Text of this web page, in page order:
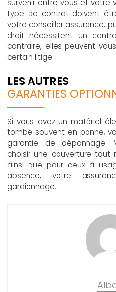
survenir entre vous et votre
type de contrat doivent
votre conseiller assurance,
droit nécessitent un
contraire, elles peuvent
certain litige.
LES AUTRES
GARANTIES
Si vous avez un matériel
tombe souvent en panne,
garantie de dépannage.
choisir une couverture tout
ainsi que pour ceux à
absence, votre
gardiennage.